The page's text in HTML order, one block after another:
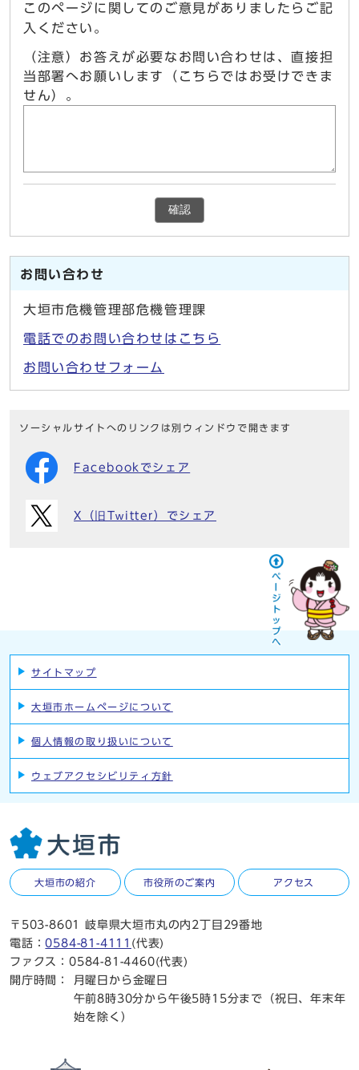
このページに関してのご意見がありましたらご記
入ください。
（注意）お答えが必要なお問い合わせは、直接担
当部署へお願いします（こちらではお受けできま
せん）。
確認
お問い合わせ
大垣市危機管理部危機管理課
電話でのお問い合わせはこちら
お問い合わせフォーム
ソーシャルサイトへのリンクは別ウィンドウで開きます
Facebookでシェア
X（旧Twitter）でシェア
サイトマップ
大垣市ホームページについて
個人情報の取り扱いについて
ウェブアクセシビリティ方針
大垣市の紹介 市役所のご案内 アクセス
〒503-8601 岐阜県大垣市丸の内2丁目29番地
電話：0584-81-4111 (代表)
ファクス：0584-81-4460(代表)
開庁時間：
月曜日から金曜日
午前8時30分から午後5時15分まで（祝日、年末年
始を除く）